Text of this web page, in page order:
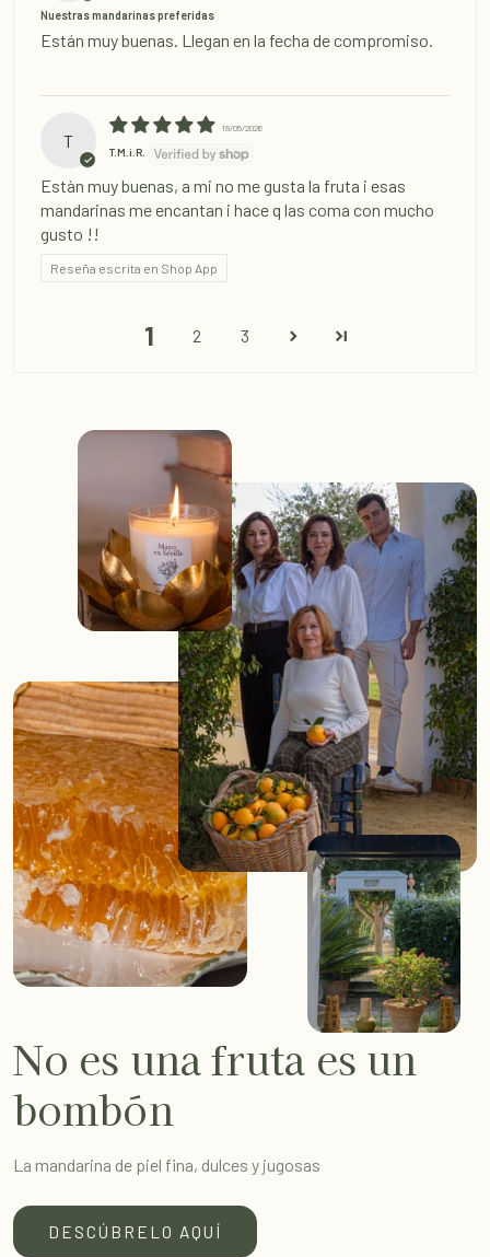
Nuestras mandarinas preferidas
Están muy buenas. Llegan en la fecha de compromiso.
T
19/05/2026
T.M.i.R.
Estàn muy buenas, a mi no me gusta la fruta i esas
mandarinas me encantan i hace q las coma con mucho
gusto !!
Reseña escrita en Shop App
1 2 3
No es una fruta es un
bombón
La mandarina de piel fina, dulces y jugosas
DESCÚBRELO AQUÍ